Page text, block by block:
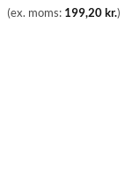
(ex. moms: 199,20kr.)